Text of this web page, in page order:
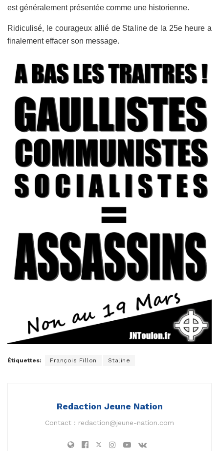
est généralement présentée comme une historienne.
Ridiculisé, le courageux allié de Staline de la 25e heure a
finalement effacer son message.
Étiquettes: François Fillon Staline
Redaction Jeune Nation
Contact : redaction@jeune-nation.com